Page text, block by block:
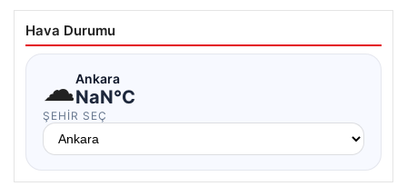
Hava Durumu
☁Ankara
NaN°C
ŞEHIR SEÇ